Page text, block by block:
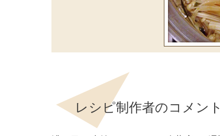
レシピ制作者のコメント